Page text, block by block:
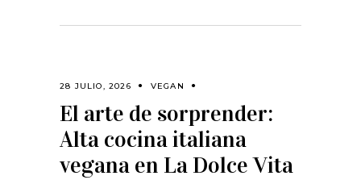
28 JULIO, 2026 VEGAN
El arte de sorprender:
Alta cocina italiana
vegana en La Dolce Vita